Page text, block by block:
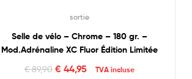
sortie
Selle de vélo – Chrome – 180 gr. –
Mod.Adrénaline XC Fluor Édition Limitée
€89,90 €44,95 TVA incluse